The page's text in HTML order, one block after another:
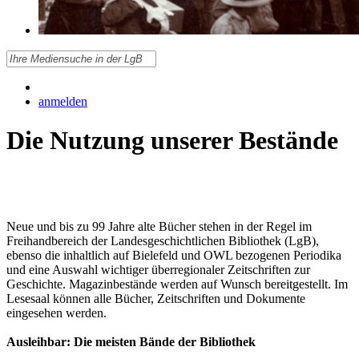
anmelden
Die Nutzung unserer Bestände
Neue und bis zu 99 Jahre alte Bücher stehen in der Regel im
Freihandbereich der Landesgeschichtlichen Bibliothek (LgB),
ebenso die inhaltlich auf Bielefeld und OWL bezogenen Periodika
und eine Auswahl wichtiger überregionaler Zeitschriften zur
Geschichte. Magazinbestände werden auf Wunsch bereitgestellt. Im
Lesesaal können alle Bücher, Zeitschriften und Dokumente
eingesehen werden.
Ausleihbar: Die meisten Bände der Bibliothek